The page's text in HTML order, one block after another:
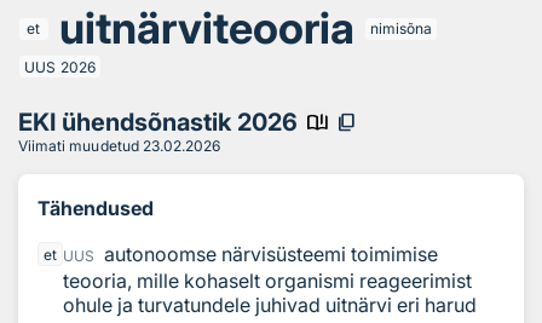
et uitnärviteooria nimisõna
UUS 2026
EKI ühendsõnastik 2026 book_ribbon content_copy
Viimati muudetud 23.02.2026
Tähendused
et UUS
autonoomse närvisüsteemi toimimise
teooria, mille kohaselt organismi reageerimist
ohule ja turvatundele juhivad uitnärvi eri harud